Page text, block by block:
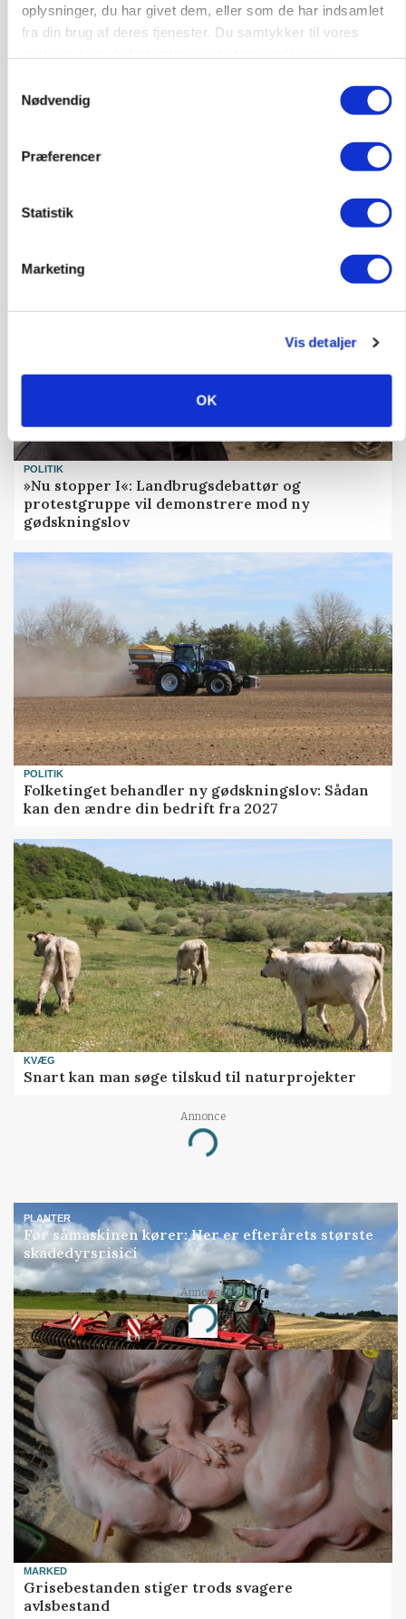
oplysninger, du har givet dem, eller som de har indsamlet
fra din brug af deres tjenester. Du samtykker til vores
Nødvendig
Præferencer
Statistik
Marketing
Vis detaljer
OK
MARKED
Russisk mælkepris dykker 23 procent
marked for biokul
POLITIK
»Nu stopper I«: Landbrugsdebattør og
protestgruppe vil demonstrere mod ny
gødskningslov
POLITIK
Folketinget behandler ny gødskningslov: Sådan
kan den ændre din bedrift fra 2027
KVÆG
Snart kan man søge tilskud til naturprojekter
Annonce
Loading...
PLANTER
Før såmaskinen kører: Her er efterårets største
skadedyrsrisici
Annonce
Loading...
MARKED
Grisebestanden stiger trods svagere
avlsbestand